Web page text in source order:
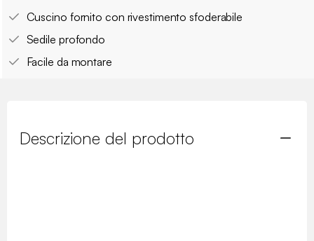
Cuscino fornito con rivestimento sfoderabile
Sedile profondo
Facile da montare
Descrizione del prodotto